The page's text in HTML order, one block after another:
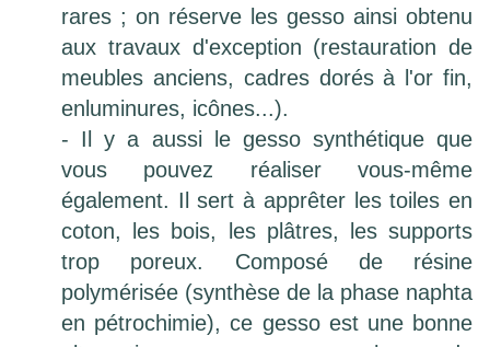
rares ; on réserve les gesso ainsi obtenu
aux travaux d'exception (restauration de
meubles anciens, cadres dorés à l'or fin,
enluminures, icônes...).
- Il y a aussi le gesso synthétique que
vous pouvez réaliser vous-même
également. Il sert à apprêter les toiles en
coton, les bois, les plâtres, les supports
trop poreux. Composé de résine
polymérisée (synthèse de la phase naphta
en pétrochimie), ce gesso est une bonne